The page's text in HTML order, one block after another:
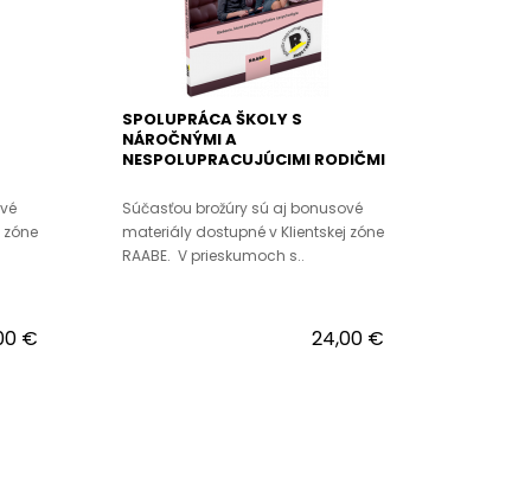
€
SPOLUPRÁCA ŠKOLY S
NÁROČNÝMI A
NESPOLUPRACUJÚCIMI RODIČMI
Súčasťou brožúry sú aj bonusové
materiály dostupné v Klientskej zóne
RAABE. V prieskumoch s..
24,00 €